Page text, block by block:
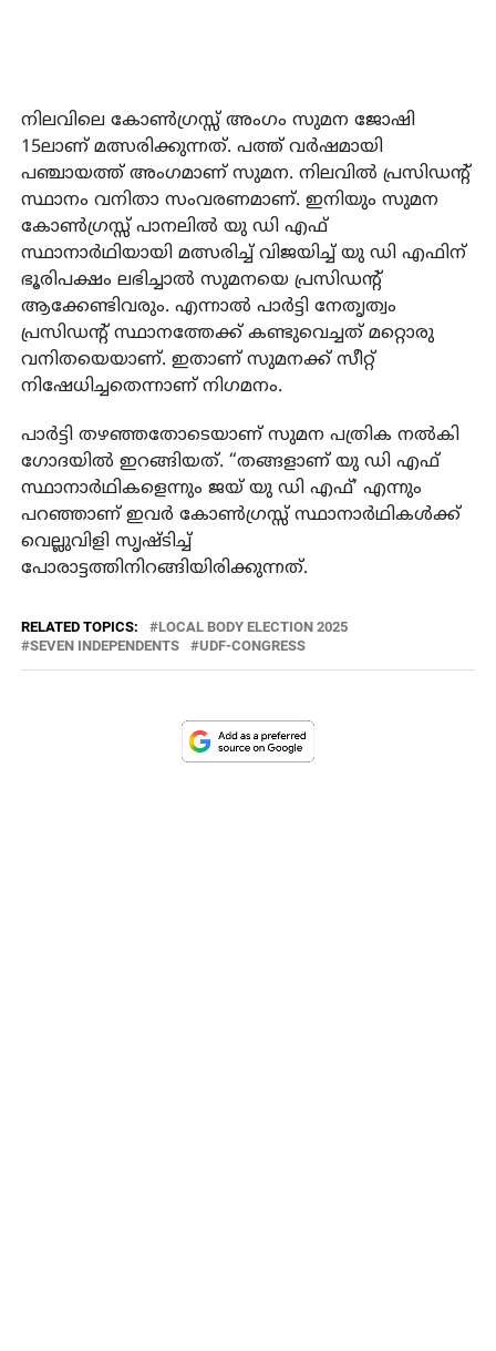
നിലവിലെ കോൺഗ്രസ്സ് അംഗം സുമന ജോഷി
15ലാണ് മത്സരിക്കുന്നത്. പത്ത് വർഷമായി
പഞ്ചായത്ത് അംഗമാണ് സുമന. നിലവിൽ പ്രസിഡന്റ്
സ്ഥാനം വനിതാ സംവരണമാണ്. ഇനിയും സുമന
കോൺഗ്രസ്സ് പാനലിൽ യു ഡി എഫ്
സ്ഥാനാർഥിയായി മത്സരിച്ച് വിജയിച്ച് യു ഡി എഫിന്
ഭൂരിപക്ഷം ലഭിച്ചാൽ സുമനയെ പ്രസിഡന്റ്
ആക്കേണ്ടിവരും. എന്നാൽ പാർട്ടി നേതൃത്വം
പ്രസിഡന്റ് സ്ഥാനത്തേക്ക് കണ്ടുവെച്ചത് മറ്റൊരു
വനിതയെയാണ്. ഇതാണ് സുമനക്ക് സീറ്റ്
നിഷേധിച്ചതെന്നാണ് നിഗമനം.
പാർട്ടി തഴഞ്ഞതോടെയാണ് സുമന പത്രിക നൽകി
ഗോദയിൽ ഇറങ്ങിയത്. “തങ്ങളാണ് യു ഡി എഫ്
സ്ഥാനാർഥികളെന്നും ജയ് യു ഡി എഫ്’ എന്നും
പറഞ്ഞാണ് ഇവർ കോൺഗ്രസ്സ് സ്ഥാനാർഥികൾക്ക്
വെല്ലുവിളി സൃഷ്ടിച്ച്
പോരാട്ടത്തിനിറങ്ങിയിരിക്കുന്നത്.
RELATED TOPICS:
LOCAL BODY ELECTION 2025
SEVEN INDEPENDENTS
UDF-CONGRESS